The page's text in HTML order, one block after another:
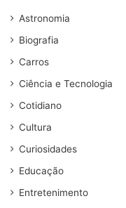
Astronomia
Biografia
Carros
Ciência e Tecnologia
Cotidiano
Cultura
Curiosidades
Educação
Entretenimento